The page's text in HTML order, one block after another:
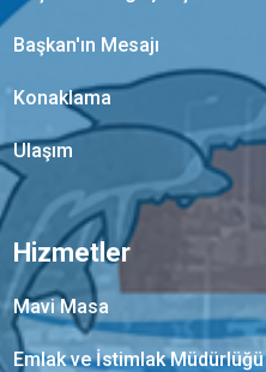
Başkan'ın Mesajı
Konaklama
Ulaşım
Hizmetler
Mavi Masa
Emlak ve İstimlak Müdürlüğü